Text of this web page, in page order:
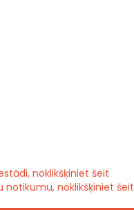
noklikšķiniet šeit
notikumu, noklikšķiniet šeit